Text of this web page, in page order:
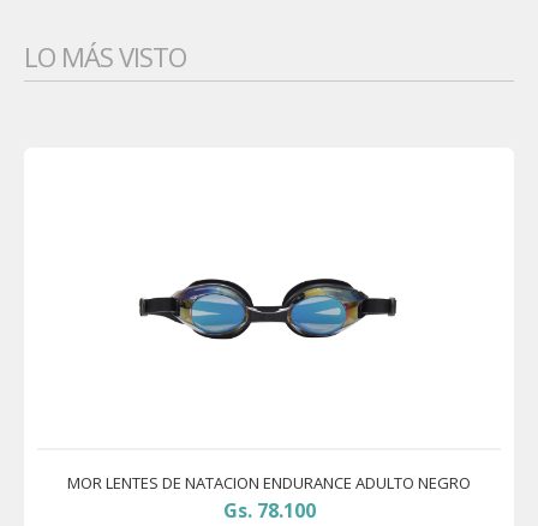
LO MÁS VISTO
MOR LENTES DE NATACION ENDURANCE ADULTO NEGRO
Gs. 78.100